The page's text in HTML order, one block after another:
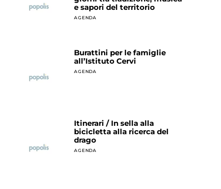
e sapori del territorio
AGENDA
Burattini per le famiglie
all’Istituto Cervi
AGENDA
Itinerari / In sella alla
bicicletta alla ricerca del
drago
AGENDA